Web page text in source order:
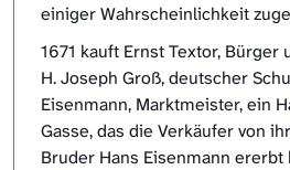
einiger Wahrscheinlichkeit
1671 kauft Ernst Textor, Bürger
H. Joseph Groß, deutscher
Eisenmann, Marktmeister, ein
Gasse, das die Verkäufer von
Bruder Hans Eisenmann ererbt